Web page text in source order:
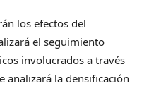
los efectos del
el seguimiento
involucrados a través
analizará la densificación